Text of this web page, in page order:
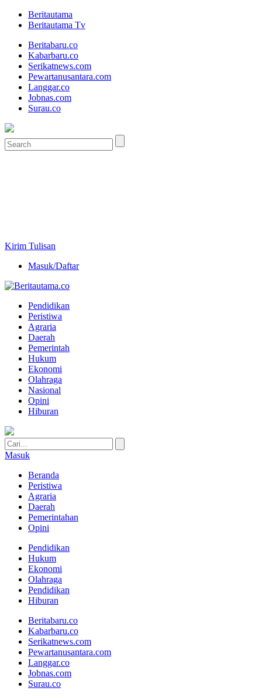
Beritautama
Beritautama Tv
Beritabaru.co
Kabarbaru.co
Serikatnews.com
Pewartanusantara.com
Langgar.co
Jobnas.com
Surau.co
Kirim Tulisan
Masuk/Daftar
Pendidikan
Peristiwa
Agraria
Daerah
Pemerintah
Hukum
Ekonomi
Olahraga
Nasional
Opini
Hiburan
Masuk
Beranda
Peristiwa
Agraria
Daerah
Pemerintahan
Opini
Pendidikan
Hukum
Ekonomi
Olahraga
Pendidikan
Hiburan
Beritabaru.co
Kabarbaru.co
Serikatnews.com
Pewartanusantara.com
Langgar.co
Jobnas.com
Surau.co